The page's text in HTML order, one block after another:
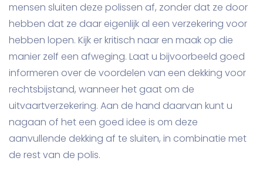
mensen sluiten deze polissen af, zonder dat ze door
hebben dat ze daar eigenlijk al een verzekering voor
hebben lopen. Kijk er kritisch naar en maak op die
manier zelf een afweging. Laat u bijvoorbeeld goed
informeren over de voordelen van een dekking voor
rechtsbijstand, wanneer het gaat om de
uitvaartverzekering. Aan de hand daarvan kunt u
nagaan of het een goed idee is om deze
aanvullende dekking af te sluiten, in combinatie met
de rest van de polis.